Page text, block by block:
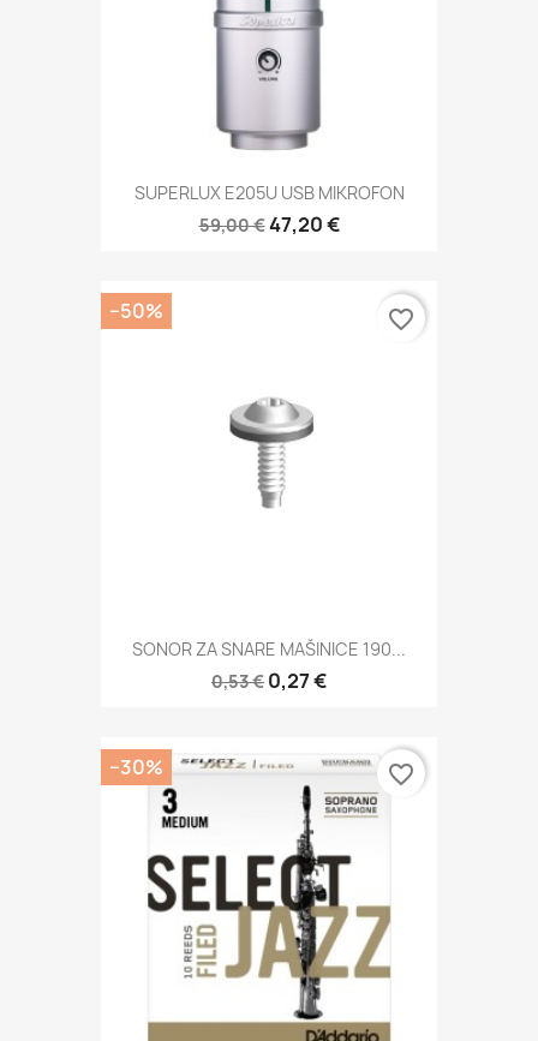
SUPERLUX E205U USB MIKROFON
59,00 €47,20 €
SONOR ZA SNARE MAŠINICE 190...
0,53 € 0,27 €
−50% favorite_border
−30% favorite_border